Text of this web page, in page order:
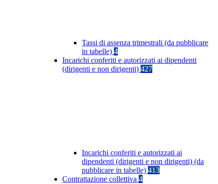
Tassi di assenza trimestrali (da pubblicare
in tabelle) 4
Incarichi conferiti e autorizzati ai dipendenti
(dirigenti e non dirigenti) 427
Incarichi conferiti e autorizzati ai
dipendenti (dirigenti e non dirigenti) (da
pubblicare in tabelle) 413
Contrattazione collettiva 4